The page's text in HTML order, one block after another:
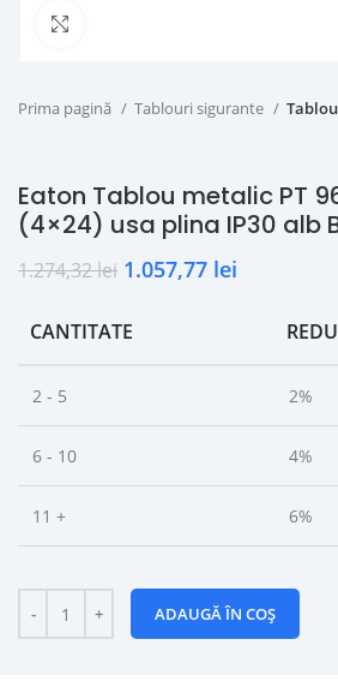
Prima pagină Tablouri sigurante
Eaton Tablou metalic PT
(4×24) usa plina IP30 alb
1.274,32lei 1.057,77 lei
CANTITATE
2 - 5 2%
6 - 10 4%
11 + 6%
ADAUGĂ ÎN COȘ